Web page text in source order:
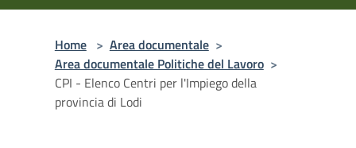
Home > Area documentale >
Area documentale Politiche del Lavoro >
CPI - Elenco Centri per l'Impiego della
provincia di Lodi